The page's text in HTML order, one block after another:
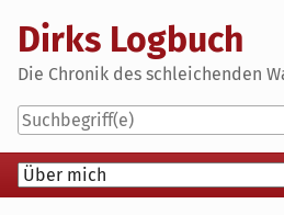
content
Dirks Logbuch
Die Chronik des schleichenden
Navigation